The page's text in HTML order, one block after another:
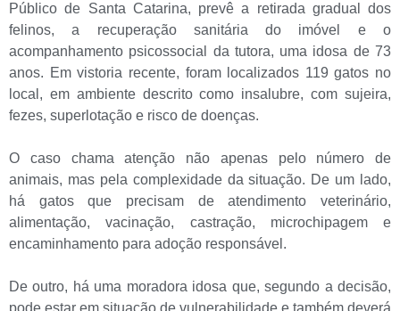
Público de Santa Catarina, prevê a retirada gradual dos
felinos, a recuperação sanitária do imóvel e o
acompanhamento psicossocial da tutora, uma idosa de 73
anos. Em vistoria recente, foram localizados 119 gatos no
local, em ambiente descrito como insalubre, com sujeira,
fezes, superlotação e risco de doenças.
O caso chama atenção não apenas pelo número de
animais, mas pela complexidade da situação. De um lado,
há gatos que precisam de atendimento veterinário,
alimentação, vacinação, castração, microchipagem e
encaminhamento para adoção responsável.
De outro, há uma moradora idosa que, segundo a decisão,